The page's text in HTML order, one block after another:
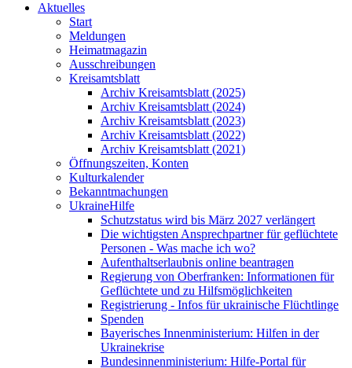
Aktuelles
Start
Meldungen
Heimatmagazin
Ausschreibungen
Kreisamtsblatt
Archiv Kreisamtsblatt (2025)
Archiv Kreisamtsblatt (2024)
Archiv Kreisamtsblatt (2023)
Archiv Kreisamtsblatt (2022)
Archiv Kreisamtsblatt (2021)
Öffnungszeiten, Konten
Kulturkalender
Bekanntmachungen
UkraineHilfe
Schutzstatus wird bis März 2027 verlängert
Die wichtigsten Ansprechpartner für geflüchtete
Personen - Was mache ich wo?
Aufenthaltserlaubnis online beantragen
Regierung von Oberfranken: Informationen für
Geflüchtete und zu Hilfsmöglichkeiten
Registrierung - Infos für ukrainische Flüchtlinge
Spenden
Bayerisches Innenministerium: Hilfen in der
Ukrainekrise
Bundesinnenministerium: Hilfe-Portal für